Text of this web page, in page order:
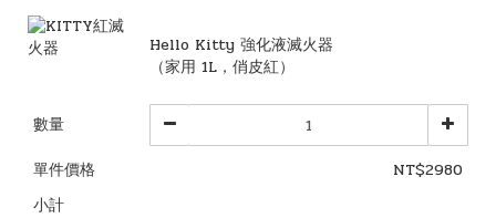
Hello Kitty 強化液滅火器
（家用 1L，俏皮紅）
數量
單件價格
NT$2980
小計